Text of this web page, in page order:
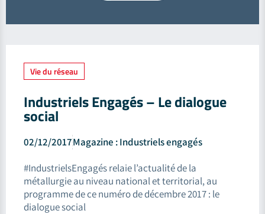
Vie du réseau
Industriels Engagés – Le dialogue
social
02/12/2017Magazine : Industriels engagés
#IndustrielsEngagés relaie l’actualité de la
métallurgie au niveau national et territorial, au
programme de ce numéro de décembre 2017 : le
dialogue social